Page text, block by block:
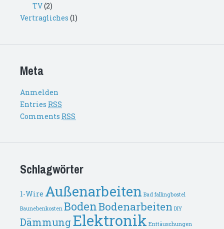
TV(2)
Vertragliches (1)
Meta
Anmelden
Entries RSS
Comments RSS
Schlagwörter
1-Wire Außenarbeiten Bad fallingbostel
Baunebenkosten BodenBodenarbeiten DIY
DämmungElektronik Enttäuschungen